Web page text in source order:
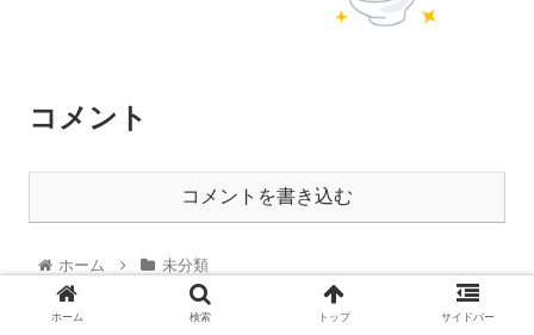
コメント
コメントを書き込む
ホーム 未分類
ホーム 検索 トップ サイドバー